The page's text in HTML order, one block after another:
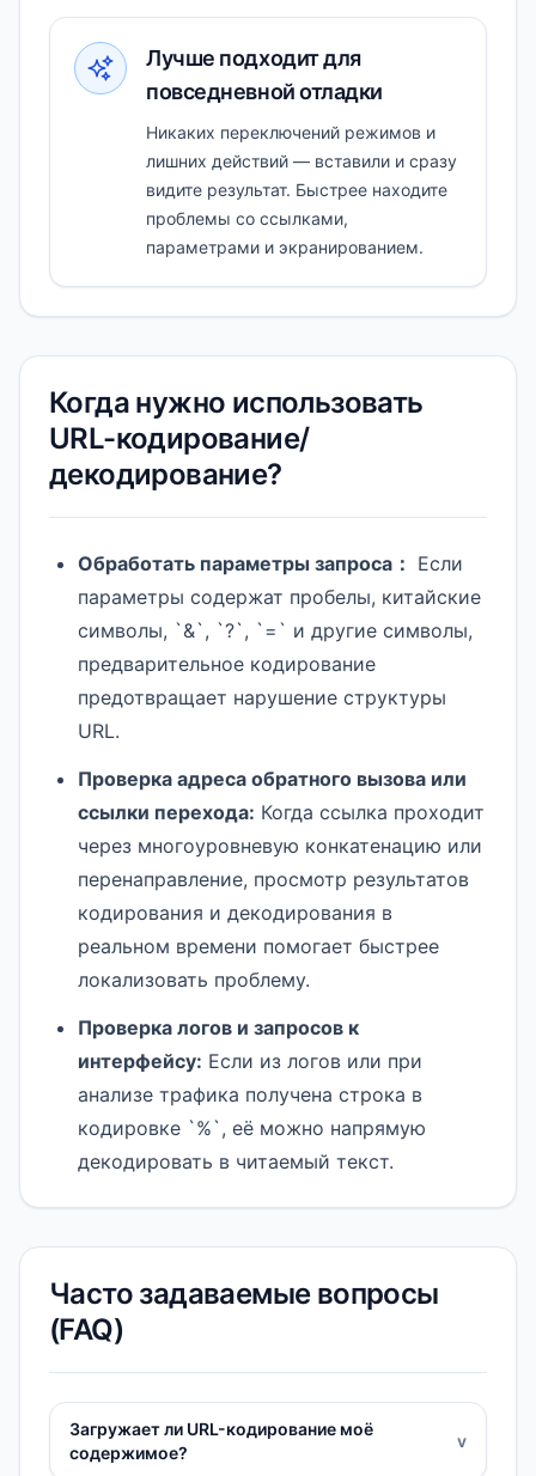
Лучше подходит для
повседневной отладки
Никаких переключений режимов и
лишних действий — вставили и сразу
видите результат. Быстрее находите
проблемы со ссылками,
параметрами и экранированием.
Когда нужно использовать
URL-кодирование/
декодирование?
Обработать параметры запроса： Если
параметры содержат пробелы, китайские
символы, `&`, `?`, `=` и другие символы,
предварительное кодирование
предотвращает нарушение структуры
URL.
Проверка адреса обратного вызова или
ссылки перехода: Когда ссылка проходит
через многоуровневую конкатенацию или
перенаправление, просмотр результатов
кодирования и декодирования в
реальном времени помогает быстрее
локализовать проблему.
Проверка логов и запросов к
интерфейсу: Если из логов или при
анализе трафика получена строка в
кодировке `%`, её можно напрямую
декодировать в читаемый текст.
Часто задаваемые вопросы
(FAQ)
Загружает ли URL-кодирование моё
содержимое?
v